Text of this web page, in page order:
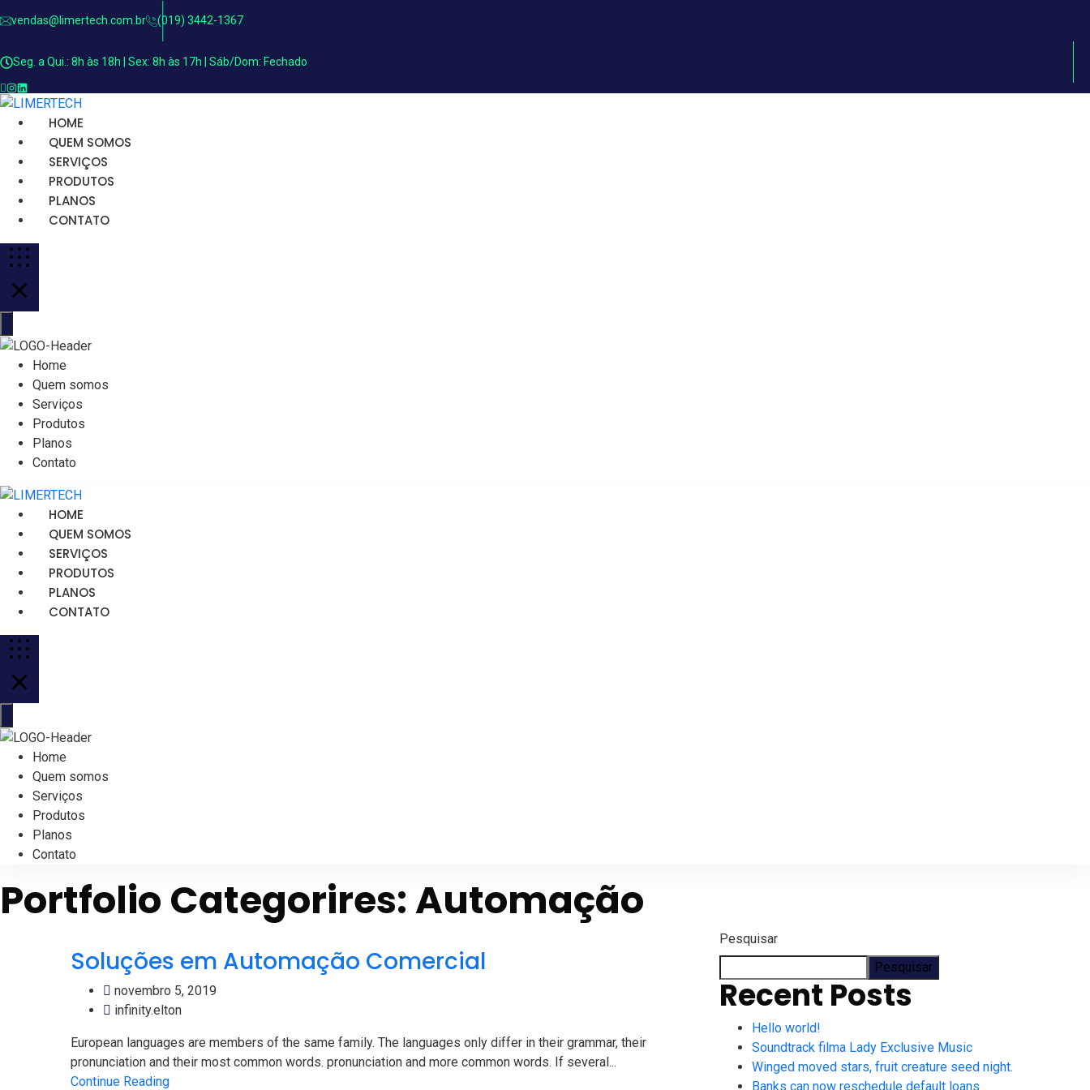
vendas@limertech.com.br (019) 3442-1367
Seg. a Qui.: 8h às 18h | Sex: 8h às 17h | Sáb/Dom: Fechado
HOME
QUEM SOMOS
SERVIÇOS
PRODUTOS
PLANOS
CONTATO
Home
Quem somos
Serviços
Produtos
Planos
Contato
HOME
QUEM SOMOS
SERVIÇOS
PRODUTOS
PLANOS
CONTATO
Home
Quem somos
Serviços
Produtos
Planos
Contato
Portfolio Categorires:Automação
Soluções em Automação Comercial
novembro 5, 2019
infinity.elton
European languages are members of the same family. The languages only differ in their grammar, their
pronunciation and their most common words. pronunciation and more common words. If several...
Continue Reading
Pesquisar
Pesquisar
Recent Posts
Hello world!
Soundtrack filma Lady Exclusive Music
Winged moved stars, fruit creature seed night.
Banks can now reschedule default loans